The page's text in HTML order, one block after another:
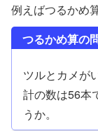
例えばつるかめ
つるかめ算の
ツルとカメが
計の数は56本
うか。